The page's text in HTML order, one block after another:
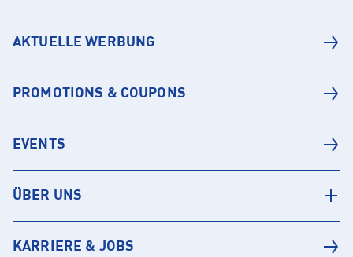
AKTUELLE WERBUNG
PROMOTIONS & COUPONS
EVENTS
ÜBER UNS
KARRIERE & JOBS